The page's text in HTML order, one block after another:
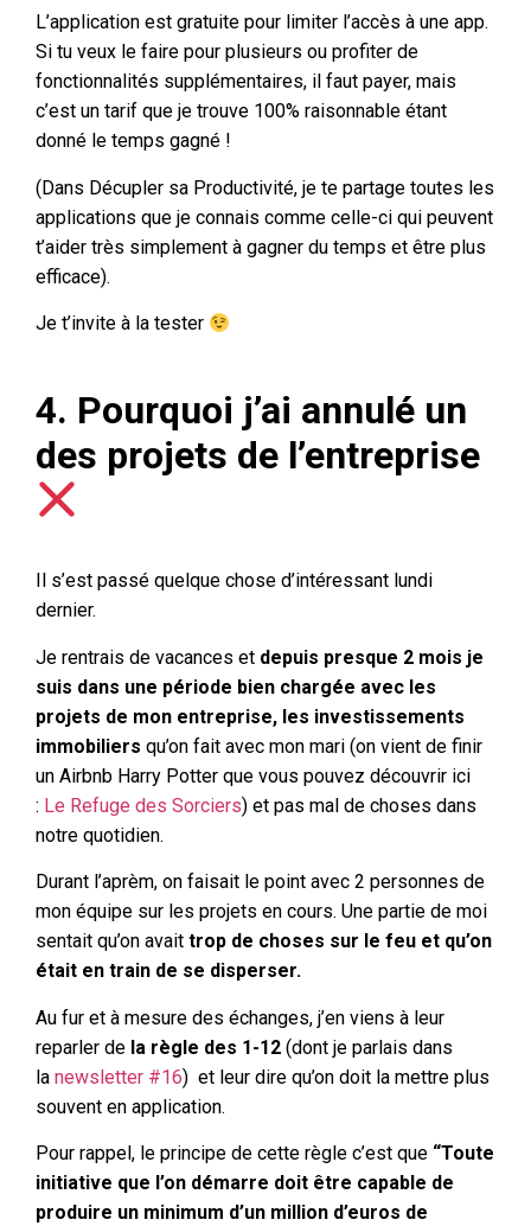
L’application est gratuite pour limiter l’accès à une app.
Si tu veux le faire pour plusieurs ou profiter de
fonctionnalités supplémentaires, il faut payer, mais
c’est un tarif que je trouve 100% raisonnable étant
donné le temps gagné !
(Dans Décupler sa Productivité, je te partage toutes les
applications que je connais comme celle-ci qui peuvent
t’aider très simplement à gagner du temps et être plus
efficace).
Je t’invite à la tester
4. Pourquoi j’ai annulé un
des projets de l’entreprise
Il s’est passé quelque chose d’intéressant lundi
dernier.
Je rentrais de vacances et depuis presque 2 mois je
suis dans une période bien chargée avec les
projets de mon entreprise, les investissements
immobiliers qu’on fait avec mon mari (on vient de finir
un Airbnb Harry Potter que vous pouvez découvrir ici
: Le Refuge des Sorciers) et pas mal de choses dans
notre quotidien.
Durant l’aprèm, on faisait le point avec 2 personnes de
mon équipe sur les projets en cours. Une partie de moi
sentait qu’on avait trop de choses sur le feu et qu’on
était en train de se disperser.
Au fur et à mesure des échanges, j’en viens à leur
reparler de la règle des 1-12 (dont je parlais dans
la newsletter #16) et leur dire qu’on doit la mettre plus
souvent en application.
Pour rappel, le principe de cette règle c’est que “Toute
initiative que l’on démarre doit être capable de
produire un minimum d’un million d’euros de